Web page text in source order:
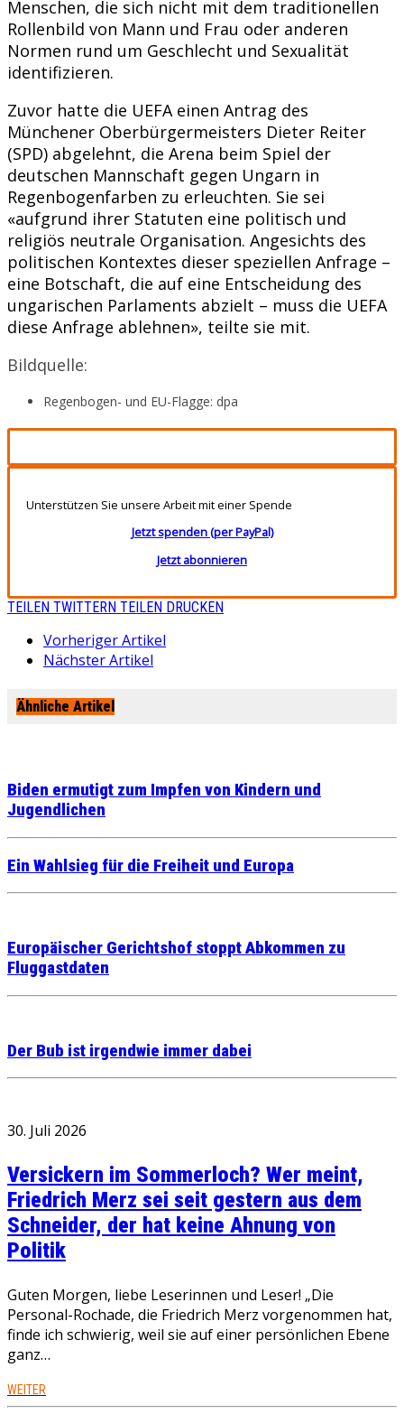
Menschen, die sich nicht mit dem traditionellen
Rollenbild von Mann und Frau oder anderen
Normen rund um Geschlecht und Sexualität
identifizieren.
Zuvor hatte die UEFA einen Antrag des
Münchener Oberbürgermeisters Dieter Reiter
(SPD) abgelehnt, die Arena beim Spiel der
deutschen Mannschaft gegen Ungarn in
Regenbogenfarben zu erleuchten. Sie sei
«aufgrund ihrer Statuten eine politisch und
religiös neutrale Organisation. Angesichts des
politischen Kontextes dieser speziellen Anfrage –
eine Botschaft, die auf eine Entscheidung des
ungarischen Parlaments abzielt – muss die UEFA
diese Anfrage ablehnen», teilte sie mit.
Bildquelle:
Regenbogen- und EU-Flagge: dpa
Unterstützen Sie unsere Arbeit mit einer Spende
Jetzt spenden (per PayPal)
Jetzt abonnieren
TEILEN TWITTERN TEILEN DRUCKEN
Vorheriger Artikel
Nächster Artikel
Ähnliche Artikel
Biden ermutigt zum Impfen von Kindern und
Jugendlichen
Ein Wahlsieg für die Freiheit und Europa
Europäischer Gerichtshof stoppt Abkommen zu
Fluggastdaten
Der Bub ist irgendwie immer dabei
30. Juli 2026
Versickern im Sommerloch? Wer meint,
Friedrich Merz sei seit gestern aus dem
Schneider, der hat keine Ahnung von
Politik
Guten Morgen, liebe Leserinnen und Leser! „Die
Personal-Rochade, die Friedrich Merz vorgenommen hat,
finde ich schwierig, weil sie auf einer persönlichen Ebene
ganz…
WEITER